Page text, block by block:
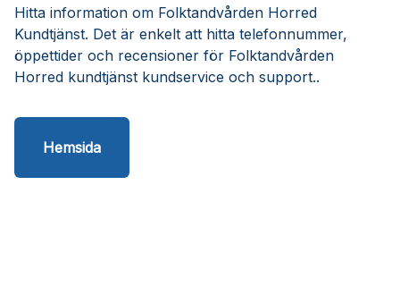
Hitta information om Folktandvården Horred
Kundtjänst. Det är enkelt att hitta telefonnummer,
öppettider och recensioner för Folktandvården
Horred kundtjänst kundservice och support..
Hemsida